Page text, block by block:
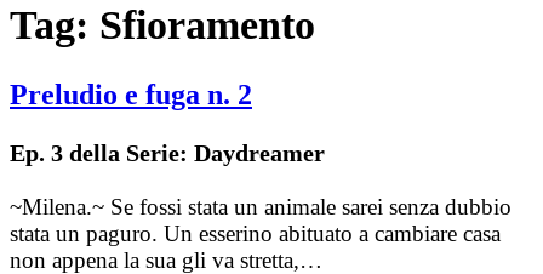
Tag: Sfioramento
Preludio e fuga n. 2
Ep. 3 della Serie: Daydreamer
~Milena.~ Se fossi stata un animale sarei senza dubbio
stata un paguro. Un esserino abituato a cambiare casa
non appena la sua gli va stretta,…